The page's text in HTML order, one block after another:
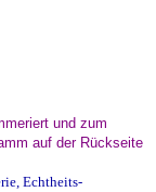
und zum
auf der Rückseite
Echtheits-